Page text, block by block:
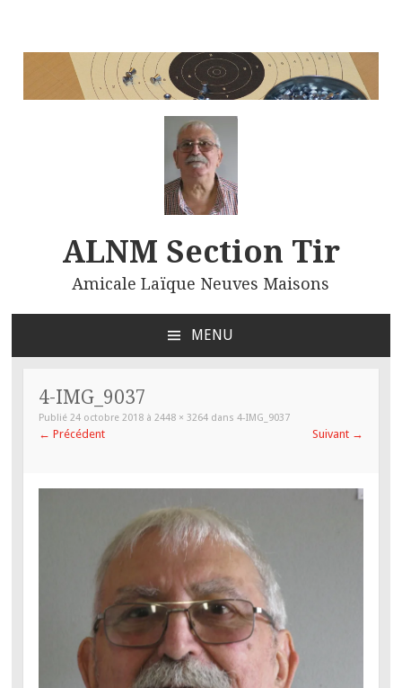
ALNM Section Tir
Amicale Laïque Neuves Maisons
MENU
CONTENU
PRINCIPAL
4-IMG_9037
Publié24 octobre 2018 à2448 × 3264 dans4-IMG_9037
← Précédent Suivant →